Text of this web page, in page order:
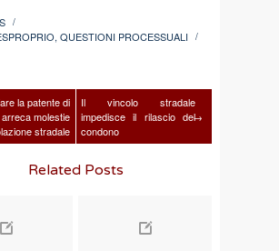
/
, QUESTIONI PROCESSUALI /
la patente di
molestie
stradale
Il vincolo stradale
impedisce il rilascio del
condono
→
Related Posts